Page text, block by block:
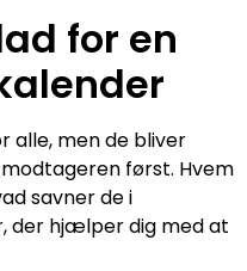
for en
alle, men de bliver
først. Hvem
savner de i
der hjælper dig med at